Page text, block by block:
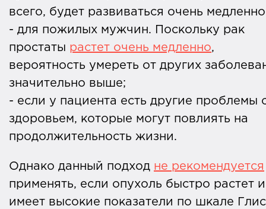
всего, будет развиваться очень
- для пожилых мужчин. Поскольку рак
простаты растет очень медленно,
вероятность умереть от других
значительно выше;
- если у пациента есть другие проблемы
здоровьем, которые могут повлиять на
продолжительность жизни.
Однако данный подход не рекомендуется
применять, если опухоль быстро растет и
имеет высокие показатели по шкале